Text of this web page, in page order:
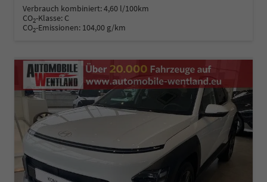
Verbrauch kombiniert:4,60 l/100km
CO2-Klasse: C
CO2-Emissionen: 104,00 g/km